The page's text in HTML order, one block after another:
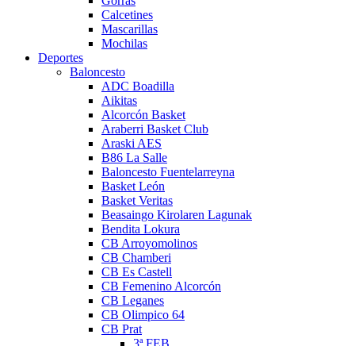
Calcetines
Mascarillas
Mochilas
Deportes
Baloncesto
ADC Boadilla
Aikitas
Alcorcón Basket
Araberri Basket Club
Araski AES
B86 La Salle
Baloncesto Fuentelarreyna
Basket León
Basket Veritas
Beasaingo Kirolaren Lagunak
Bendita Lokura
CB Arroyomolinos
CB Chamberi
CB Es Castell
CB Femenino Alcorcón
CB Leganes
CB Olimpico 64
CB Prat
3ª FEB